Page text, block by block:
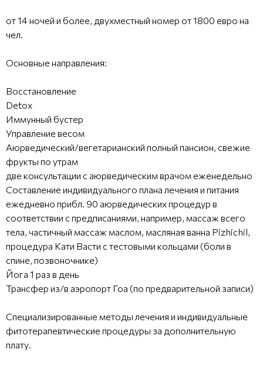
от 14 ночей и более, двухместный номер от 1800 евро на
чел.
Основные направления:
Восстановление
Detox
Иммунный бустер
Управление весом
Аюрведический/вегетарианский полный пансион, свежие
фрукты по утрам
две консультации с аюрведическим врачом еженедельно
Составление индивидуального плана лечения и питания
ежедневно прибл. 90 аюрведических процедур в
соответствии с предписаниями, например, массаж всего
тела, частичный массаж маслом, масляная ванна Pizhichil,
процедура Кати Васти с тестовыми кольцами (боли в
спине, позвоночнике)
Йога 1 раз в день
Трансфер из/в аэропорт Гоа (по предварительной записи)
Специализированные методы лечения и индивидуальные
фитотерапевтические процедуры за дополнительную
плату.